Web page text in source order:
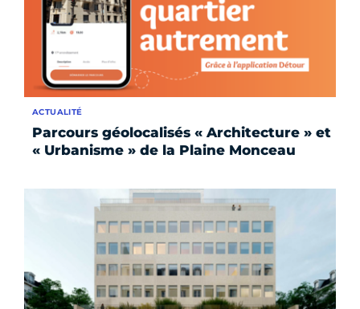
Parcours géolocalisés « Architecture » et
« Urbanisme » de la Plaine Monceau
ACTUALITÉ